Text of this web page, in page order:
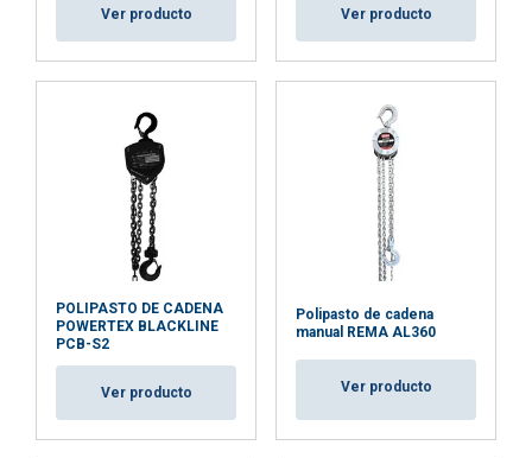
Marcado:
Rango de temperatura:
Acabado:
Certificación:
Coeficiente de seguridad:
Ver producto Ver producto
POLIPASTO DE CADENA
POWERTEX BLACKLINE
PCB-S2
Ver producto
Polipasto de cadena
manual REMA AL360
Ver producto
estrictamente
necesarias
preferencias
Cookies de
funcionalidad
Cookies no
clasificadas
RECHAZAR TODO
MOSTRAR DETALLES